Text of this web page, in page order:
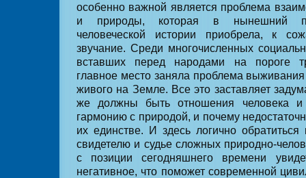
особенно важной является проблема
и природы, которая в нынешний
человеческой истории приобрела, к
звучание. Среди многочисленных
вставших перед народами на пороге
главное место заняла проблема выживания
живого на Земле. Все это заставляет
же должны быть отношения человека и
гармонию с природой, и почему
их единстве. И здесь логично
свидетелю и судье сложных природно-
с позиции сегодняшнего времени
негативное, что поможет современной